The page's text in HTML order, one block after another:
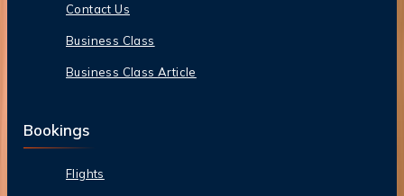
Contact Us
Business Class
Business Class Article
Bookings
Flights